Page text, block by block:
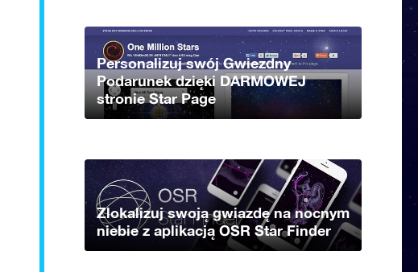
Personalizuj swój Gwiezdny
Podarunek dzięki DARMOWEJ
stronie Star Page
Zlokalizuj swoją gwiazdę na nocnym
niebie z aplikacją OSR Star Finder